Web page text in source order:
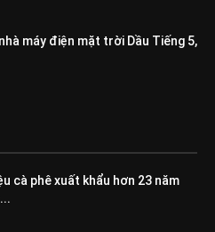
máy điện mặt trời Dầu Tiếng 5,
cà phê xuất khẩu hơn 23 năm